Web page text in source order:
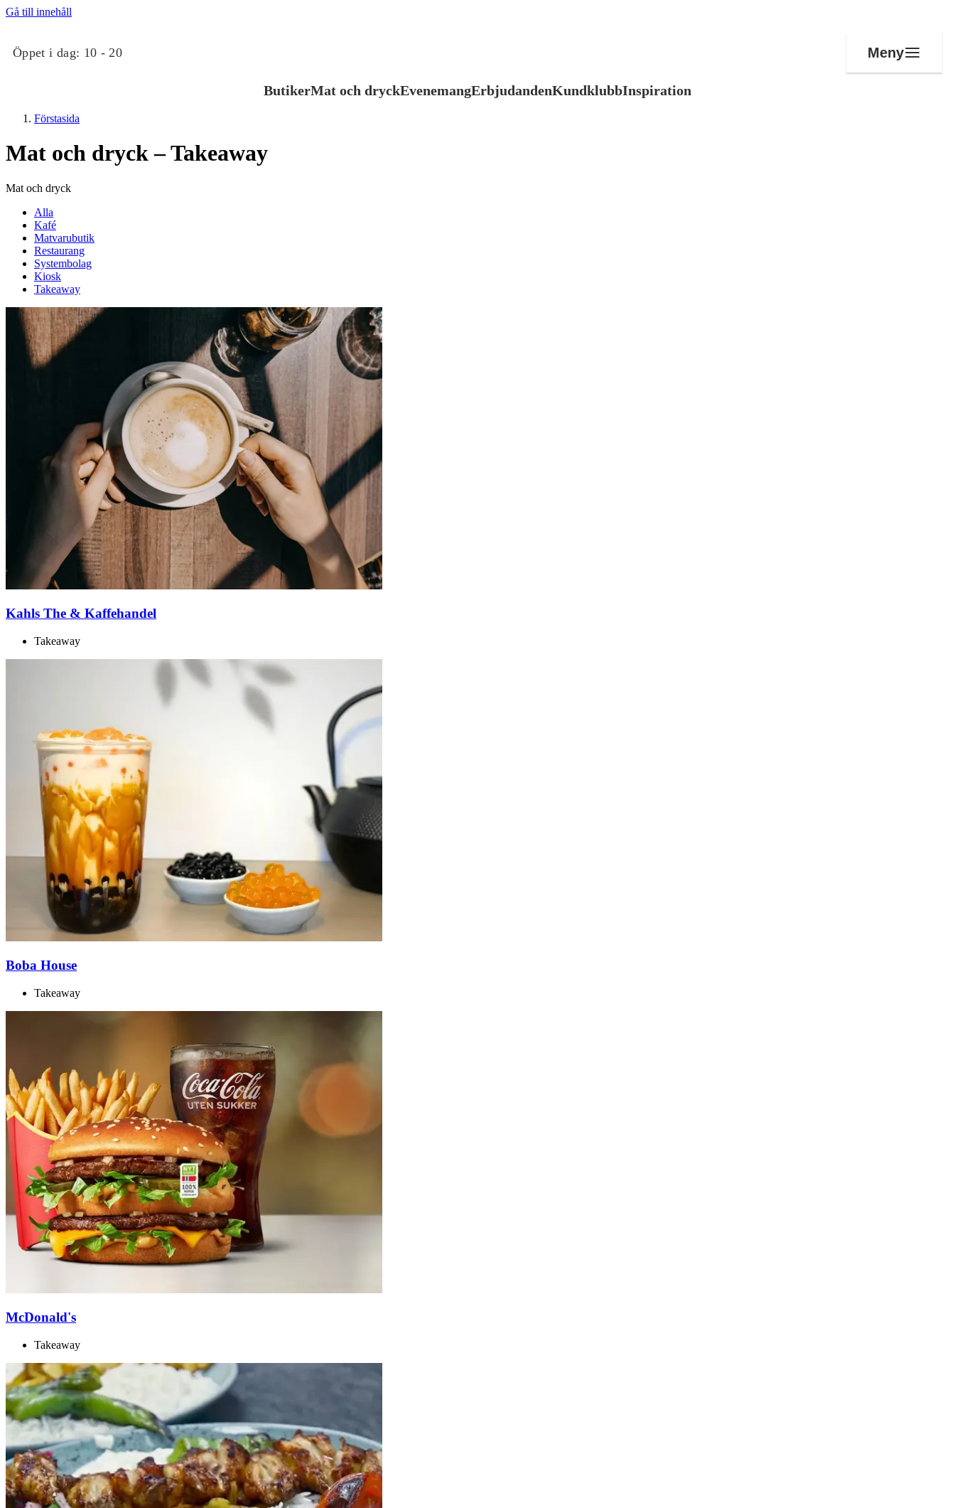
Gå till innehåll
Öppet i dag: 10 - 20 Meny
ButikerMat och dryckEvenemangErbjudandenKundklubbInspiration
Butiker
Mat och dryck
Evenemang
Erbjudanden
Kundklubb
Inspiration
Sök
Öppettider
Praktisk information
Lediga jobb
Förstasida
Mat och dryck – Takeaway
Mat och dryck
Alla
Kafé
Matvarubutik
Restaurang
Systembolag
Kiosk
Takeaway
Kahls The & Kaffehandel
Takeaway
Boba House
Takeaway
McDonald's
Takeaway